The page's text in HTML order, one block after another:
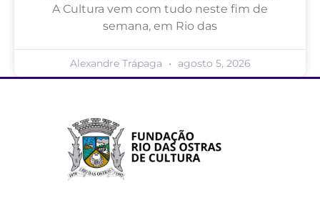
A Cultura vem com tudo neste fim de
semana, em Rio das
Alexandre Trápaga agosto 5, 2026